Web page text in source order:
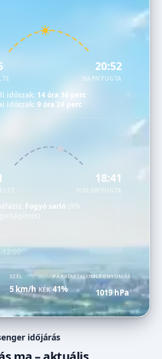
20:52
NAPNYUGTA
időszak: 14 óra 36 perc
időszak:9 óra 24 perc
18:41
HOLDNYUGTA
Fogyó sarló
12:00
SZÉL
5 km/hKÉK
PÁRATARTALOM
41%
LÉGNYOMÁS
1019 hPa
időjárás